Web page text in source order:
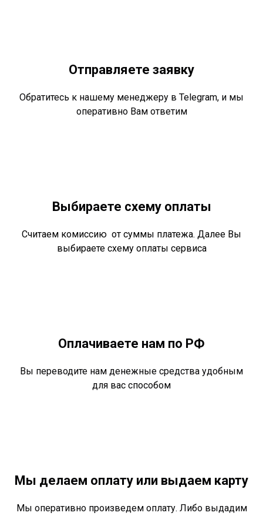
Отправляете заявку
Обратитесь к нашему менеджеру в Telegram, и мы
оперативно Вам ответим
Выбираете схему оплаты
Считаем комиссию от суммы платежа. Далее Вы
выбираете схему оплаты сервиса
Оплачиваете нам по РФ
Вы переводите нам денежные средства удобным
для вас способом
Мы делаем оплату или выдаем карту
Мы оперативно произведем оплату. Либо выдадим